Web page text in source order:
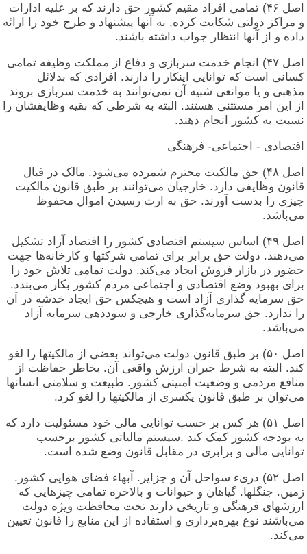
اصل ۴۶) تمامی افراد مقیم کشور حق دارند که بر علیه ادارات
و مراکز دولتی شکایت کرده, به آنها پيشنهاد و طرح خود را ارائه
داده و از آنها انتظار جواب داشته باشند.
اصل ۴۷) انجام خدمت سربازی و دفاع از مملکت وظیفه تمامی
کسانی است که توانایی اینکار را دارند. افرادی که بدلائل
مذهبی و يا موانعی شبیه آن نمی‌توانند به خدمت سربازی بروند
از این امر مستثنی هستند. البته به شرطی که بقیه وظایفشان را
نسبت به کشور انجام دهند.
اقتصادی - اجتماعی- فرهنگی
اصل ۴۸) حق مالکیت محترم شمرده می‌شود. مالک در قبال
قانون وظایفی دارد. خارجیان می‌توانند بر طبق قانون مالکیت
چیزی را بدست آورند. حق به ارث رسیدن اموال محفوظ
می‌باشد.
اصل ۴۹) اساس سیستم اقتصادی کشور را اقتصاد آزاد تشکیل
می‌دهند. دولت حق برابر برای تمامی شرکتها و کارخانه‌ها جهت
حضور در بازار فروش ایجاد می‌کند. دولت تمامی تلاش خود را
برای بهبود وضع اقتصادی و اجتماعی مردم کشور بکار می‌بندد.
حق سرمایه گذاری آزاد است و هیچکس حق ایجاد خدشه در آن
را ندارد. حق سرمابه‌گذاری خارجی و سوددهی سرمایه آزاد
می‌باشد.
اصل ۵۰) بر طبق قانون دولت می‌تواند بعضی از مالکیتها را لغو
کند. البته به شرط جبران ارزش واقعی آن. بخاطر حفاظت از
منافع مردمی و وضعیت امنیتی کشور. طبیعت و سلامتی انسانها
می‌توان بر طبق قانون یکسری از مالکیتها را لغو کرد.
اصل ۵۱) هر کس بر حسب توانایی مالی خود مسئولیت دارد که
به بودجه کشور کمک کند .سیستم مالیاتی کشور برحسب
توانایی مالی و برابری در مقابل قانون وضع شده است.
اصل ۵۲) دریء سواحل آن و جزایر. آبهاء فضای هوایی کشور.
زمین. جنگلها. گیاهان و حیوانات و بالاخره تمامی چیزهایی که
ارزشهای فرهنگی و تاریخی دارند تحت محافظت ویژه دولت
می‌باشند نوع بهره‌برداری و استفاده از این منابع را قانون تعیین
می‌کند.